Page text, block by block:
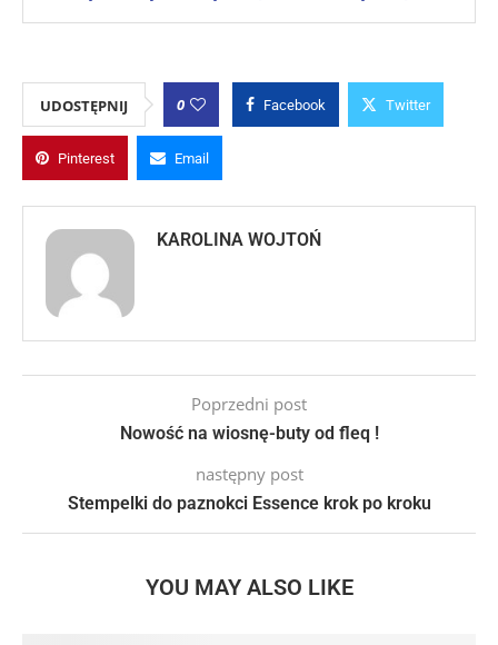
UDOSTĘPNIJ 0 Facebook Twitter
Pinterest Email
KAROLINA WOJTOŃ
Poprzedni post
Nowość na wiosnę-buty od fleq !
następny post
Stempelki do paznokci Essence krok po kroku
YOU MAY ALSO LIKE